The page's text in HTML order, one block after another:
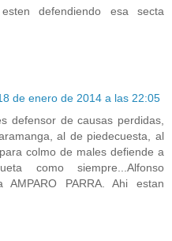
defendiendo esa secta
de enero de 2014 a las 22:05
defensor de causas perdidas,
al de piedecuesta, al
colmo de males defiende a
como siempre...Alfonso
PARRA. Ahi estan